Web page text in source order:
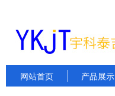
网站首页 产品展示